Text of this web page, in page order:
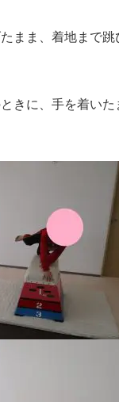
まま、着地まで跳
きに、手を着いた